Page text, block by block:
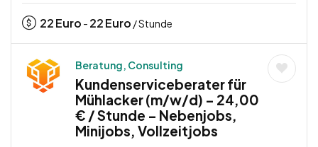
22Euro - 22Euro / Stunde
Beratung, Consulting
Kundenserviceberater für
Mühlacker (m/w/d) – 24,00
€ / Stunde – Nebenjobs,
Minijobs, Vollzeitjobs